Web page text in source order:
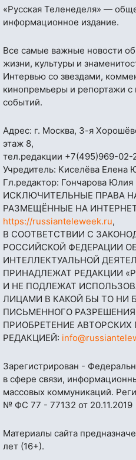
«Русская Теленеделя» —
информационное издание.
Все самые важные новости
жизни, культуры и
Интервью со звездами,
кинопремьеры и репортажи с
событий.
Адрес: г. Москва, 3-я
этаж 8,
тел.редакции +7(495)969-02-
Учредитель: Киселёва Елена
Гл.редактор: Гончарова Юлия
ИСКЛЮЧИТЕЛЬНЫЕ ПРАВА
РАЗМЕЩЁННЫЕ НА
https://russianteleweek.ru,
В СООТВЕТСТВИИ С
РОССИЙСКОЙ ФЕДЕРАЦИИ
ИНТЕЛЛЕКТУАЛЬНОЙ
ПРИНАДЛЕЖАТ РЕДАКЦИИ
И НЕ ПОДЛЕЖАТ
ЛИЦАМИ В КАКОЙ БЫ ТО НИ
ПИСЬМЕННОГО
ПРИОБРЕТЕНИЕ АВТОРСКИХ
РЕДАКЦИЕЙ:
Зарегистрирован -
в сфере связи,
массовых коммуникаций.
№ ФС 77 - 77132 от 20.11.2019
Материалы сайта
лет (16+).